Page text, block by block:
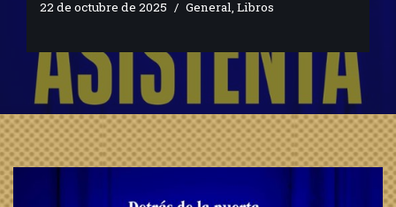
22 de octubre de 2025 General, Libros